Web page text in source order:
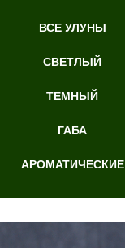
ВСЕ УЛУНЫ
СВЕТЛЫЙ
ТЕМНЫЙ
ГАБА
АРОМАТИЧЕСКИЕ